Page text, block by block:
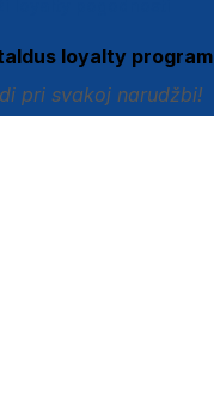
loyalty program
pri svakoj narudžbi!